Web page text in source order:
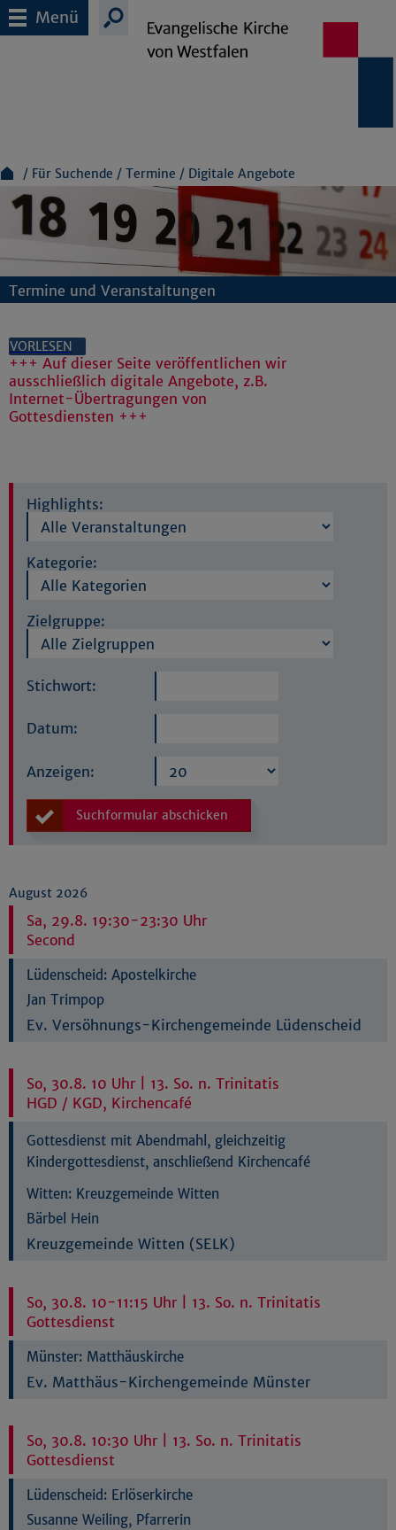
Menü
Für Suchende Termine Digitale Angebote
Termine und Veranstaltungen
VORLESEN
+++ Auf dieser Seite veröffentlichen wir
ausschließlich digitale Angebote, z.B.
Internet-Übertragungen von
Gottesdiensten +++
Highlights:
Kategorie:
Zielgruppe:
Stichwort:
Datum:
Anzeigen:
Suchformular abschicken
August 2026
Sa, 29.8. 19:30-23:30 Uhr
Second
Lüdenscheid: Apostelkirche
Jan Trimpop
Ev. Versöhnungs-Kirchengemeinde Lüdenscheid
So, 30.8. 10 Uhr | 13. So. n. Trinitatis
HGD / KGD, Kirchencafé
Gottesdienst mit Abendmahl, gleichzeitig
Kindergottesdienst, anschließend Kirchencafé
Witten: Kreuzgemeinde Witten
Bärbel Hein
Kreuzgemeinde Witten (SELK)
So, 30.8. 10-11:15 Uhr | 13. So. n. Trinitatis
Gottesdienst
Münster: Matthäuskirche
Ev. Matthäus-Kirchengemeinde Münster
So, 30.8. 10:30 Uhr | 13. So. n. Trinitatis
Gottesdienst
Lüdenscheid: Erlöserkirche
Susanne Weiling, Pfarrerin